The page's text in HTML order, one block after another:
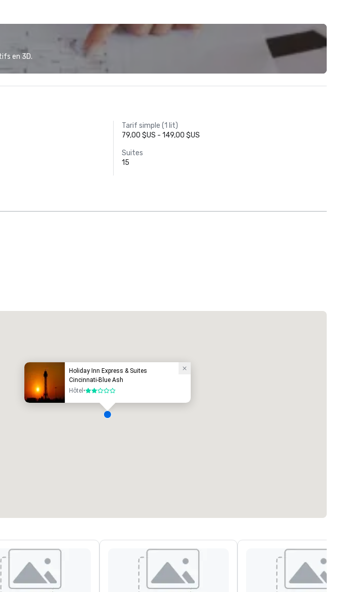
en 3D.
Tarif simple (1 lit)
79,00 $US - 149,00 $US
Suites
15
Holiday Inn Express & Suites
Cincinnati-Blue Ash
Hôtel •2 sur 5